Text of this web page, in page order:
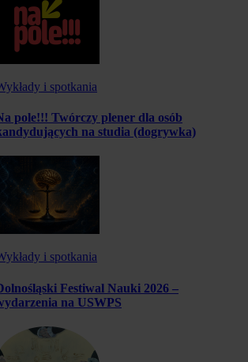
i spotkania
pole!!! Twórczy plener dla osób
na studia (dogrywka)
i spotkania
Festiwal Nauki 2026 –
na USWPS